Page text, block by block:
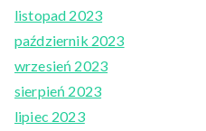
listopad 2023
październik 2023
wrzesień 2023
sierpień 2023
lipiec 2023